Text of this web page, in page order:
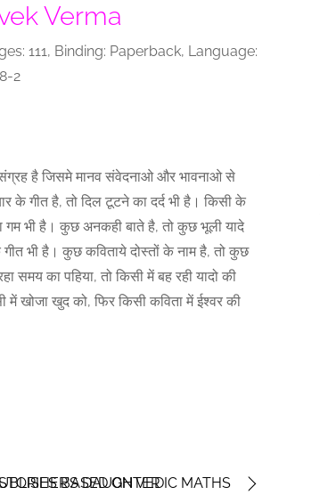
Verma
111, Binding: Paperback, Language:
2
संग्रह है जिसमे मानव संवेदनाओ और भावनाओ से
के गीत है, तो दिल टूटने का दर्द भी है। किसी के
गम भी है। कुछ अनकही बाते है, तो कुछ भूली यादे
भी है। कुछ कविताये दोस्तों के नाम है, तो कुछ
समय का पहिया, तो किसी में बह रही यादो की
खोजा खुद को, फिर किसी कविता में ईश्वर की
DAUGHTER
BASED ON VEDIC MATHS